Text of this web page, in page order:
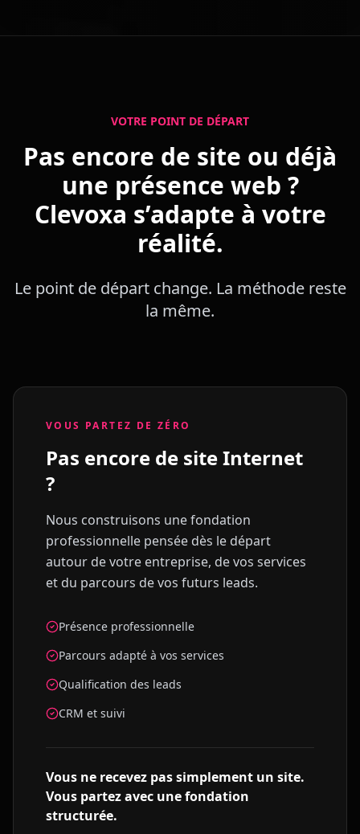
VOTRE POINT DE DÉPART
Pas encore de site ou déjà
une présence web ?
Clevoxa s’adapte à votre
réalité.
Le point de départ change. La méthode reste
la même.
VOUS PARTEZ DE ZÉRO
Pas encore de site Internet
?
Nous construisons une fondation
professionnelle pensée dès le départ
autour de votre entreprise, de vos services
et du parcours de vos futurs leads.
Présence professionnelle
Parcours adapté à vos services
Qualification des leads
CRM et suivi
Vous ne recevez pas simplement un site.
Vous partez avec une fondation
structurée.